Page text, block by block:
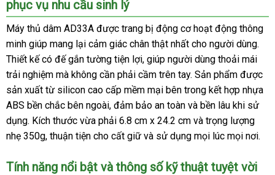
dâm
cao
cấp
động
cơ
hoạt
động
thông
minh
-
CỰC
phục vụ nhu cầu sinh lý
Máy thủ dâm AD33A được trang bị động cơ hoạt động thông
minh giúp mang lại cảm giác chân thật nhất cho người dùng.
Thiết kế có đế gắn tường tiện lợi, giúp người dùng thoải mái
trải nghiệm mà không cần phải cầm trên tay. Sản phẩm được
sản xuất từ silicon cao cấp mềm mại bên trong kết hợp nhựa
ABS bền chắc bên ngoài, đảm bảo an toàn và bền lâu khi sử
dụng. Kích thước vừa phải 6.8 cm x 24.2 cm và trọng lượng
nhẹ 350g, thuận tiện cho cất giữ và sử dụng mọi lúc mọi nơi.
Tính năng nổi bật và thông số kỹ thuật tuyệt vời